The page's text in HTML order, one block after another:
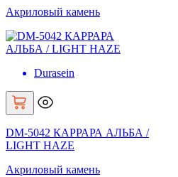
Акриловый камень
Durasein
DM-5042 КАРРАРА АЛЬБА /
LIGHT HAZE
Акриловый камень